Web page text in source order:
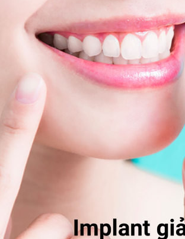
Chăm sóc Răng trẻ em